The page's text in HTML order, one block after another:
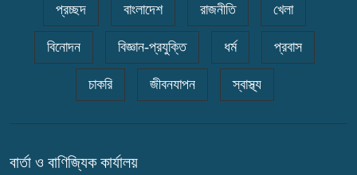
প্রচ্ছদ বাংলাদেশ রাজনীতি খেলা
বিনোদন বিজ্ঞান-প্রযুক্তি ধর্ম প্রবাস
চাকরি জীবনযাপন স্বাস্থ্য
বার্তা ও বাণিজ্যিক কার্যালয়